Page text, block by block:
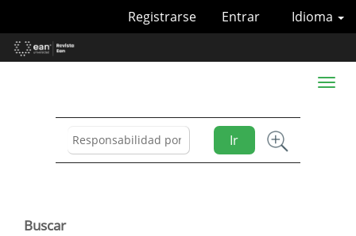
Contenido
principal
Idioma
Registrarse Entrar
Ir
Toggle
Buscar